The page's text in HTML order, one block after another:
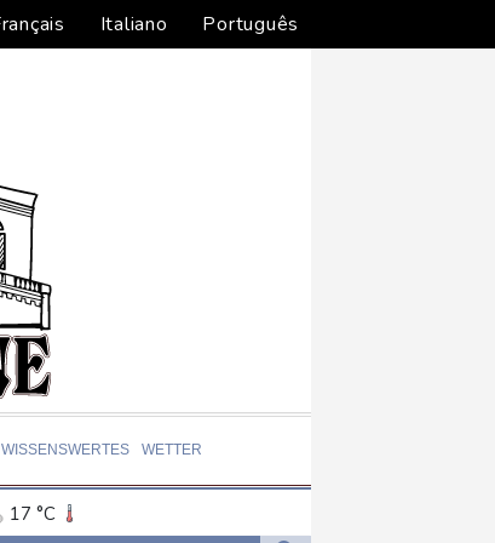
Italiano Português
WISSENSWERTES WETTER
17 °C